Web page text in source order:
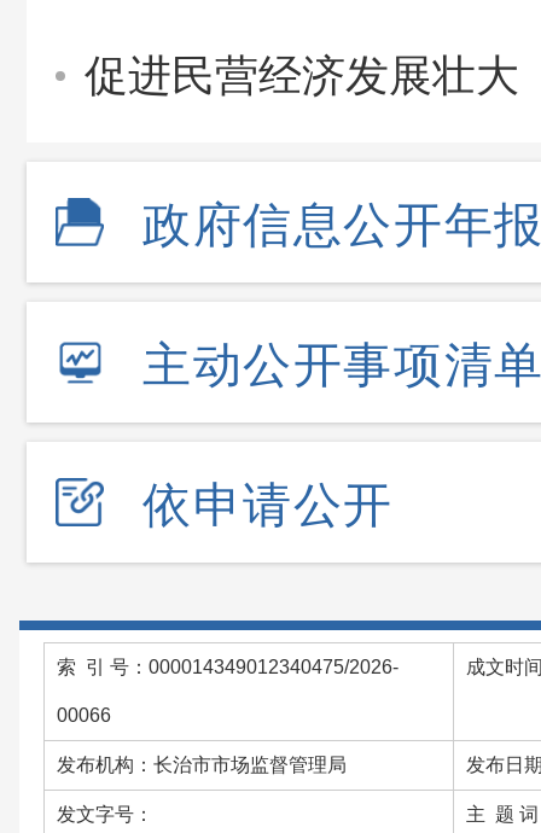
促进民营经济发展壮大
政府信息公开年
主动公开事项清
依申请公开
索 引 号：000014349012340475/2026-
00066
成文时
发布机构：长治市市场监督管理局 发布日
发文字号： 主 题 词